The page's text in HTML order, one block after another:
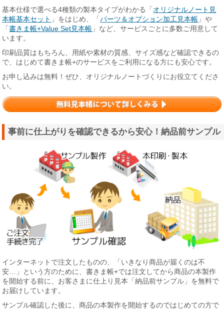
基本仕様で選べる4種類の製本タイプがわかる「 オリジナルノート見
本帳基本セット 」をはじめ、「パーツ＆オプション加工見本帳 」や
「書きま帳+Value Set見本帳 」など、サービスごとに多数ご用意して
います。
印刷品質はもちろん、用紙や素材の質感、サイズ感など確認できるの
で、はじめて書きま帳+のサービスをご利用になる方にも安心です。
お申し込みは無料！ぜひ、オリジナルノートづくりにお役立てくださ
い。
事前に仕上がりを確認できるから安心！納品前サンプル
インターネットで注文したものの、「いきなり商品が届くのは不
安…」という方のために、書きま帳+では注文してから商品の本製作
を開始する前に、お客さまに仕上り見本「納品前サンプル」を無料で
お届けしています。
サンプル確認した後に、商品の本製作を開始するのではじめての方で